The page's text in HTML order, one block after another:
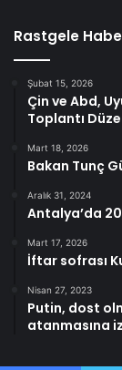
Rastgele
Şubat 15, 2026
Çin ve Abd,
Toplantı
Mart 18, 2026
Bakan Tunç
Aralık 31, 2024
Antalya’da
Mart 17, 2026
İftar sofrası
Nisan 27, 2023
Putin, dost
atanmasına